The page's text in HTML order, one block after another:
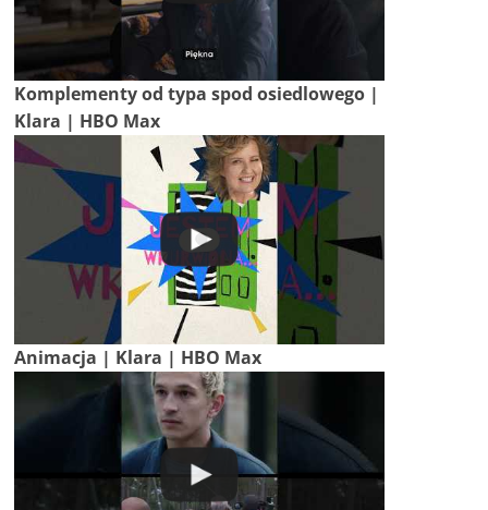
Komplementy od typa spod osiedlowego |
Klara | HBO Max
Animacja | Klara | HBO Max